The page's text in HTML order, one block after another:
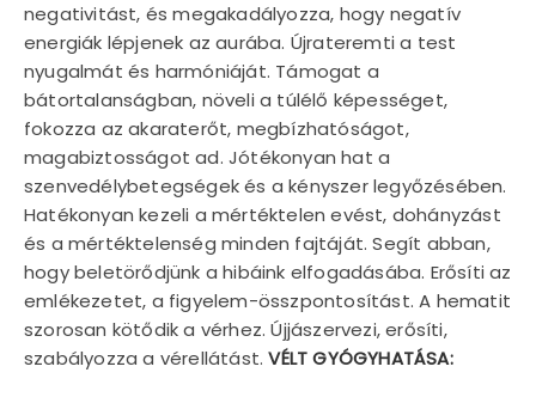
negativitást, és megakadályozza, hogy negatív
energiák lépjenek az aurába. Újrateremti a test
nyugalmát és harmóniáját. Támogat a
bátortalanságban, növeli a túlélő képességet,
fokozza az akaraterőt, megbízhatóságot,
magabiztosságot ad. Jótékonyan hat a
szenvedélybetegségek és a kényszer legyőzésében.
Hatékonyan kezeli a mértéktelen evést, dohányzást
és a mértéktelenség minden fajtáját. Segít abban,
hogy beletörődjünk a hibáink elfogadásába. Erősíti az
emlékezetet, a figyelem-összpontosítást. A hematit
szorosan kötődik a vérhez. Újjászervezi, erősíti,
szabályozza a vérellátást.VÉLT GYÓGYHATÁSA: